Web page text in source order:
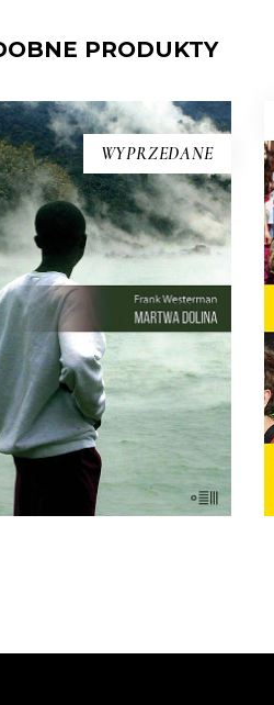
PRODUKTY
WYPRZEDANE
MARTWA DOLINA
1986 roku z doliny w
zniknęło życie.
pawiany, zebu i ptaki
martwe w trawie – tak
jak dwa tysiące mężczyzn,
i dzieci. Chaty i drzewa
stały nietknięte. Takie
Ale co się wydarzyło?